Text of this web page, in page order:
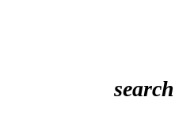
search